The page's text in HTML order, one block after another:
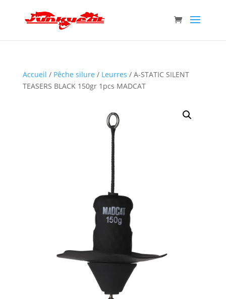
Accueil / Pêche silure / Leurres / A-STATIC SILENT
TEASERS BLACK 150gr 1pcs MADCAT